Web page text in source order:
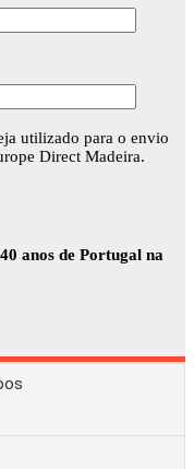
utilizado para o envio
Direct Madeira.
anos de Portugal na